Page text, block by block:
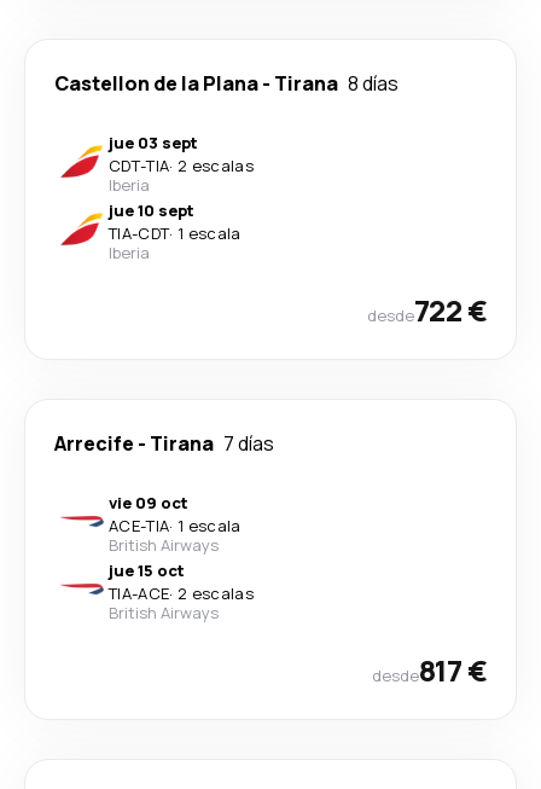
Castellon de la Plana- Tirana 8 días
jue 03 sept
CDT-TIA· 2 escalas
Iberia
jue 10 sept
TIA-CDT· 1 escala
Iberia
desde722 €
Arrecife - Tirana 7 días
vie 09 oct
ACE-TIA· 1 escala
British Airways
jue 15 oct
TIA-ACE· 2 escalas
British Airways
desde817 €